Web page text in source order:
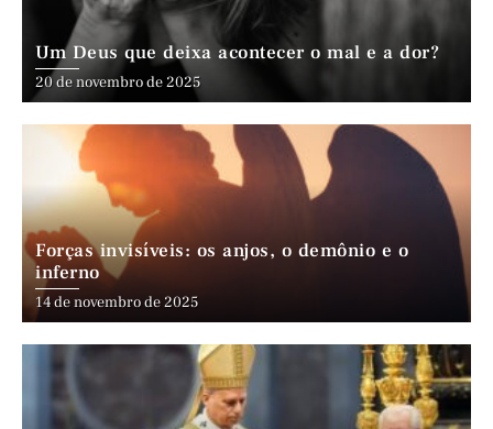
Um Deus que deixa acontecer o mal e a dor?
20 de novembro de 2025
Forças invisíveis: os anjos, o demônio e o
inferno
14 de novembro de 2025